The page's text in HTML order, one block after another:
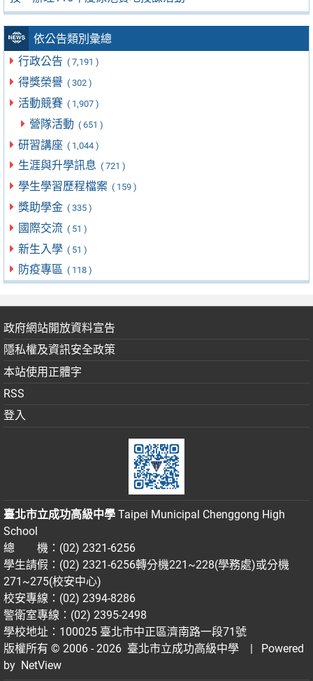
依公告類別彙總
行政公告 ( 7,191 )
得獎榮譽 ( 302 )
活動競賽 ( 1,907 )
營隊活動 ( 651 )
研習講座 ( 1,044 )
生涯與升學訊息 ( 721 )
學生學習歷程檔案 ( 159 )
獎助學金 ( 335 )
國際交流 ( 51 )
新生入學 ( 51 )
防疫專區 ( 118 )
政府網站開放資料宣告
隱私權及資訊安全政策
本站使用正體字
RSS
登入
臺北市立成功高級中學 Taipei Municipal Chenggong High
School
總 機：(02) 2321-6256
學生請假：(02) 2321-6256轉分機221~228(學務處)或分機
271~275(校安中心)
校安專線：(02) 2394-8286
警衛室專線：(02) 2395-2498
學校地址：100025 臺北市中正區濟南路一段71號
版權所有 © 2006 - 2026 臺北市立成功高級中學
| Powered
by NetView